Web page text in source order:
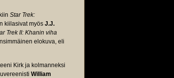
Star Trek:
kiilasivat myös J.J.
Trek II: Khanin viha
elokuva, eli
Kirk ja kolmanneksi
William